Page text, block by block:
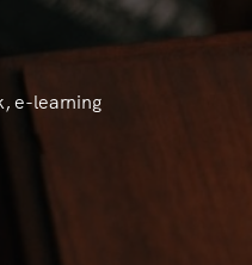
e-learning